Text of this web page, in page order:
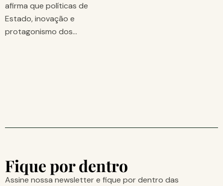
afirma que políticas de
Estado, inovação e
protagonismo dos…
Fique por dentro
Assine nossa newsletter e fique por dentro das